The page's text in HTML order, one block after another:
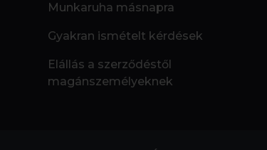
Munkaruha másnapra
Gyakran ismételt kérdések
Elállás a szerződéstől
magánszemélyeknek